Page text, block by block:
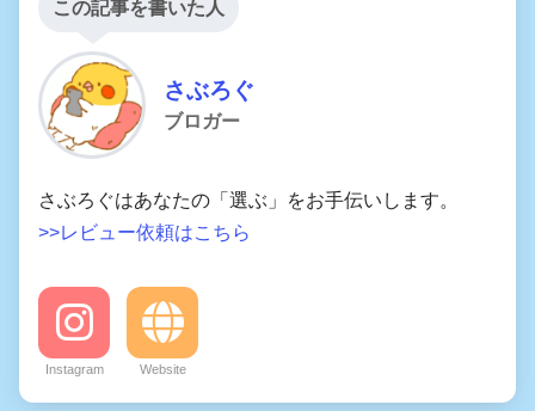
この記事を書いた人
さぶろぐ
ブロガー
さぶろぐはあなたの「選ぶ」をお手伝いします。
>>レビュー依頼はこちら
Instagram Website